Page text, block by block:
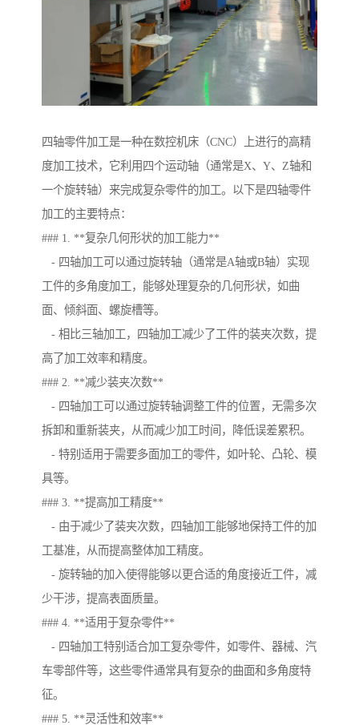
四轴零件加工是一种在数控机床（CNC）上进行的高精
度加工技术，它利用四个运动轴（通常是X、Y、Z轴和
一个旋转轴）来完成复杂零件的加工。以下是四轴零件
加工的主要特点：
### 1. **复杂几何形状的加工能力**
- 四轴加工可以通过旋转轴（通常是A轴或B轴）实现
工件的多角度加工，能够处理复杂的几何形状，如曲
面、倾斜面、螺旋槽等。
- 相比三轴加工，四轴加工减少了工件的装夹次数，提
高了加工效率和精度。
### 2. **减少装夹次数**
- 四轴加工可以通过旋转轴调整工件的位置，无需多次
拆卸和重新装夹，从而减少加工时间，降低误差累积。
- 特别适用于需要多面加工的零件，如叶轮、凸轮、模
具等。
### 3. **提高加工精度**
- 由于减少了装夹次数，四轴加工能够地保持工件的加
工基准，从而提高整体加工精度。
- 旋转轴的加入使得能够以更合适的角度接近工件，减
少干涉，提高表面质量。
### 4. **适用于复杂零件**
- 四轴加工特别适合加工复杂零件，如零件、器械、汽
车零部件等，这些零件通常具有复杂的曲面和多角度特
征。
### 5. **灵活性和效率**